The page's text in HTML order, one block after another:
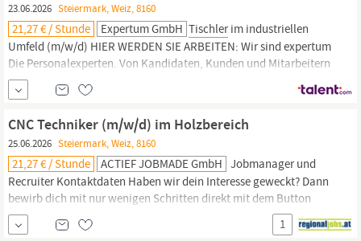
23.06.2026 Steiermark, Weiz, 8160
21,27 € / Stunde Expertum GmbH Tischlerim industriellen
Umfeld (m/w/d) HIER WERDEN SIE ARBEITEN: Wir sind expertum
Die Personalexperten. Von Kandidaten, Kunden und Mitarbeitern
empfohlen, sind wir seit 1987 näher dran, persönlich sowie
bundesweit vor Ort und stets verbindlich. Näher an lokalen
Arbeitsmärkten, näher an den Branchen der Industrie bringen wir
zusammen, was zusammen...
CNC Techniker (m/w/d) im Holzbereich
25.06.2026 Steiermark, Weiz, 8160
21,27 € / Stunde ACTIEF JOBMADE GmbH Jobmanager und
Recruiter Kontaktdaten Haben wir dein Interesse geweckt? Dann
bewirb dich mit nur wenigen Schritten direkt mit dem Button
JETZT BEWERBEN über unser online Bewerbungsformular. Wir
freuen uns auf deine Bewerbung! Einsatzort
1